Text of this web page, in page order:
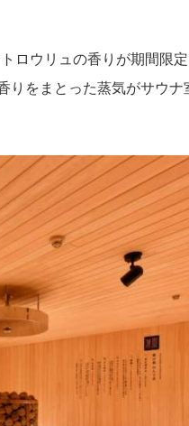
ロウリュの香りが期間限
をまとった蒸気がサウナ